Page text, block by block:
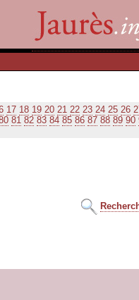
17 18 19 20 21 22 23 24 25 26
81 82 83 84 85 86 87 88 89 90